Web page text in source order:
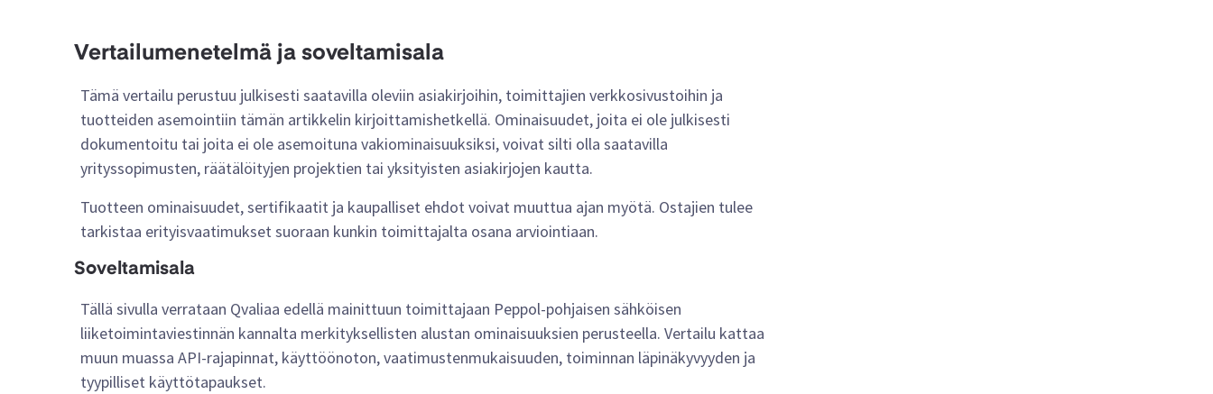
Vertailumenetelmä ja soveltamisala
Tämä vertailu perustuu julkisesti saatavilla oleviin asiakirjoihin, toimittajien verkkosivustoihin ja
tuotteiden asemointiin tämän artikkelin kirjoittamishetkellä. Ominaisuudet, joita ei ole julkisesti
dokumentoitu tai joita ei ole asemoituna vakiominaisuuksiksi, voivat silti olla saatavilla
yrityssopimusten, räätälöityjen projektien tai yksityisten asiakirjojen kautta.
Tuotteen ominaisuudet, sertifikaatit ja kaupalliset ehdot voivat muuttua ajan myötä. Ostajien tulee
tarkistaa erityisvaatimukset suoraan kunkin toimittajalta osana arviointiaan.
Soveltamisala
Tällä sivulla verrataan Qvaliaa edellä mainittuun toimittajaan Peppol-pohjaisen sähköisen
liiketoimintaviestinnän kannalta merkityksellisten alustan ominaisuuksien perusteella. Vertailu kattaa
muun muassa API-rajapinnat, käyttöönoton, vaatimustenmukaisuuden, toiminnan läpinäkyvyyden ja
tyypilliset käyttötapaukset.